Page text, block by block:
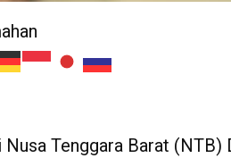
Tenggara Barat (NTB)